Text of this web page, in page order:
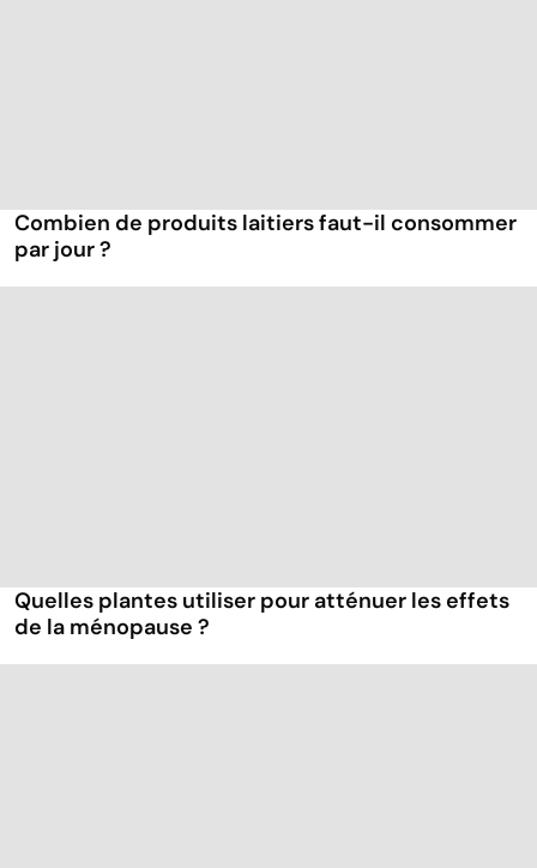
Combien de produits laitiers faut-il consommer
par jour ?
Quelles plantes utiliser pour atténuer les effets
de la ménopause ?